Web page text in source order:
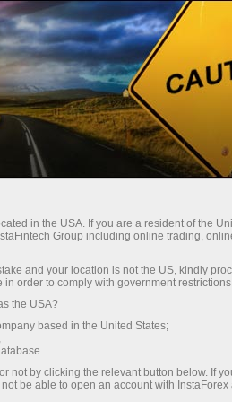
InstaForex Giải thưởng
công
nhận
trong những thương hiệu
thế giới. Các công ty đứng
có vị thế cạnh tranh
cả các phân khúc chính.
đã nhận được nhiều giải
các tạp chí kinh doanh và
in the USA. If you are a resident of the
Group including online trading,
and your location is not the US, kindly
order to comply with government
the USA?
based in the United States;
not by clicking the relevant button below. If
be able to open an account with InstaForex